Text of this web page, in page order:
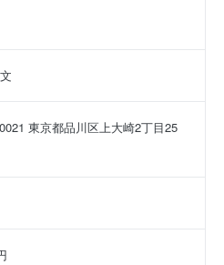
東京都品川区上大崎2丁目25